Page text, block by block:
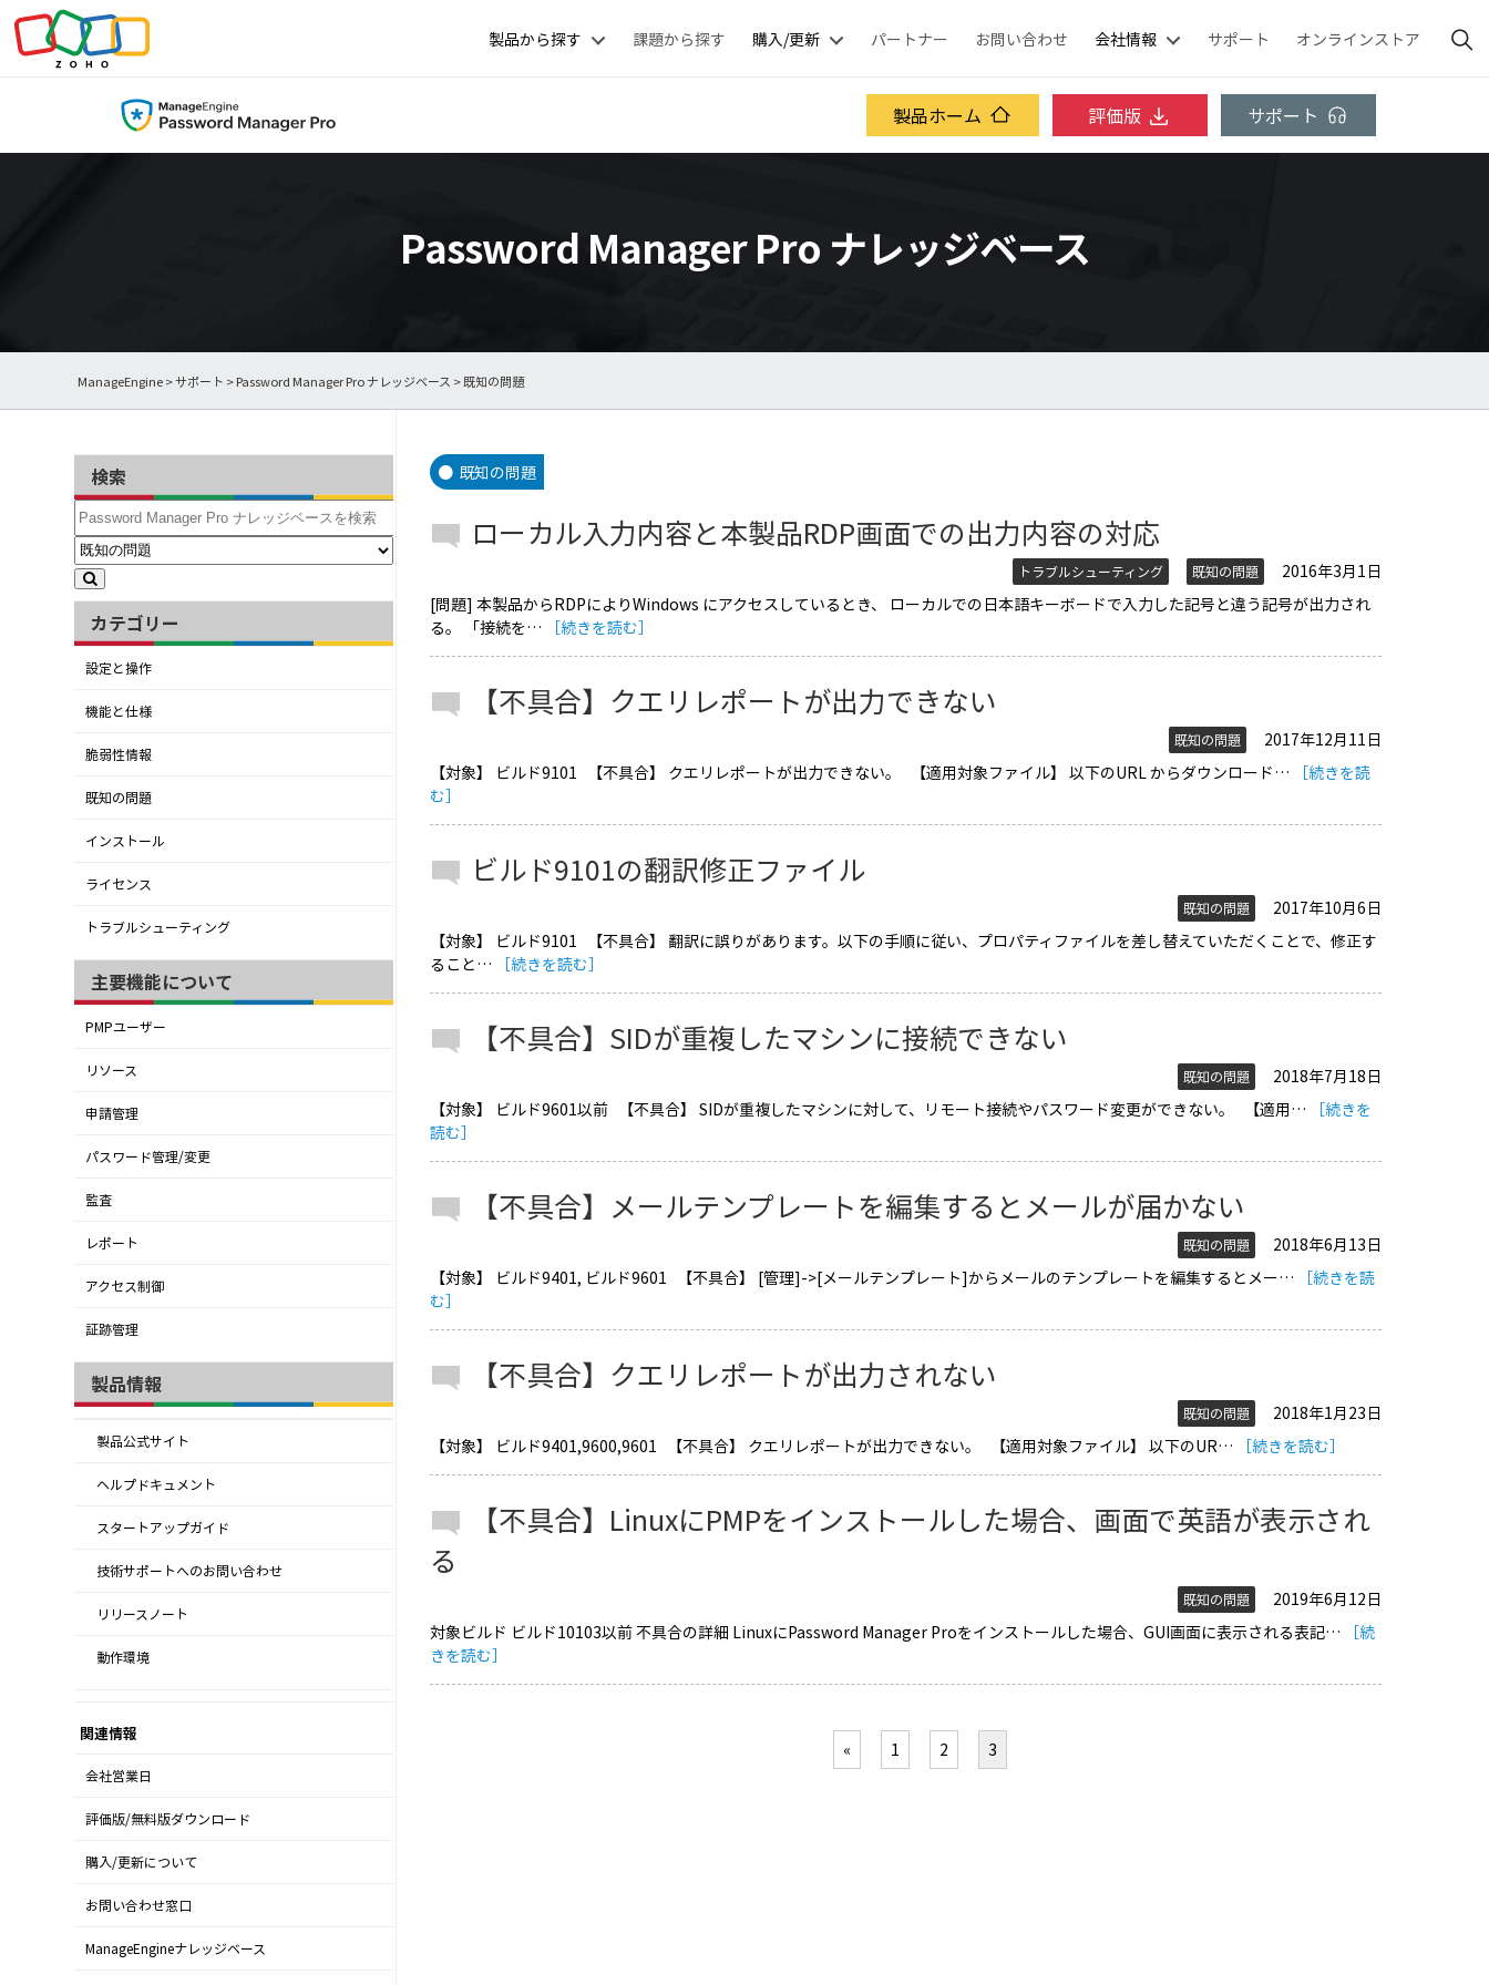
製品から探す 課題から探す 購入/更新 パートナー お問い合わせ 会社情報 サポート オンラインストア
製品ホーム 評価版 サポート
Password Manager Pro ナレッジベース
ManageEngine>サポート >Password Manager Pro ナレッジベース > 既知の問題
検索
カテゴリー
設定と操作
機能と仕様
脆弱性情報
既知の問題
インストール
ライセンス
トラブルシューティング
主要機能について
PMPユーザー
リソース
申請管理
パスワード管理/変更
監査
レポート
アクセス制御
証跡管理
製品情報
製品公式サイト
ヘルプドキュメント
スタートアップガイド
技術サポートへのお問い合わせ
リリースノート
動作環境
関連情報
会社営業日
評価版/無料版ダウンロード
購入/更新について
お問い合わせ窓口
ManageEngineナレッジベース
既知の問題
ローカル入力内容と本製品RDP画面での出力内容の対応
トラブルシューティング 既知の問題
2016年3月1日
[問題] 本製品からRDPによりWindows にアクセスしているとき、 ローカルでの日本語キーボードで入力した記号と違う記号が出力され
る。 「接続を…
［続きを読む］
【不具合】クエリレポートが出力できない
既知の問題
2017年12月11日
【対象】 ビルド9101 【不具合】 クエリレポートが出力できない。 【適用対象ファイル】 以下のURL からダウンロード…
［続きを読
む］
ビルド9101の翻訳修正ファイル
既知の問題
2017年10月6日
【対象】 ビルド9101 【不具合】 翻訳に誤りがあります。以下の手順に従い、プロパティファイルを差し替えていただくことで、修正す
ること…
［続きを読む］
【不具合】SIDが重複したマシンに接続できない
既知の問題
2018年7月18日
【対象】 ビルド9601以前 【不具合】 SIDが重複したマシンに対して、リモート接続やパスワード変更ができない。 【適用…
［続きを
読む］
【不具合】メールテンプレートを編集するとメールが届かない
既知の問題
2018年6月13日
【対象】 ビルド9401, ビルド9601 【不具合】 [管理]->[メールテンプレート]からメールのテンプレートを編集するとメー…
［続きを読
む］
【不具合】クエリレポートが出力されない
既知の問題
2018年1月23日
【対象】 ビルド9401,9600,9601 【不具合】 クエリレポートが出力できない。 【適用対象ファイル】 以下のUR…
［続きを読む］
【不具合】LinuxにPMPをインストールした場合、画面で英語が表示され
る
既知の問題
2019年6月12日
対象ビルド ビルド10103以前 不具合の詳細 LinuxにPassword Manager Proをインストールした場合、GUI画面に表示される表記…
［続
きを読む］
« 1 2 3